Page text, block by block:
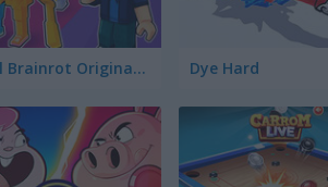
Steal Brainrot Original 3D Dye Hard